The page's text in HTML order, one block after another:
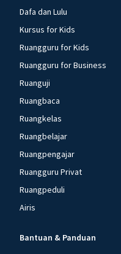
Dafa dan Lulu
Kursus for Kids
Ruangguru for Kids
Ruangguru for Business
Ruanguji
Ruangbaca
Ruangkelas
Ruangbelajar
Ruangpengajar
Ruangguru Privat
Ruangpeduli
Airis
Bantuan & Panduan